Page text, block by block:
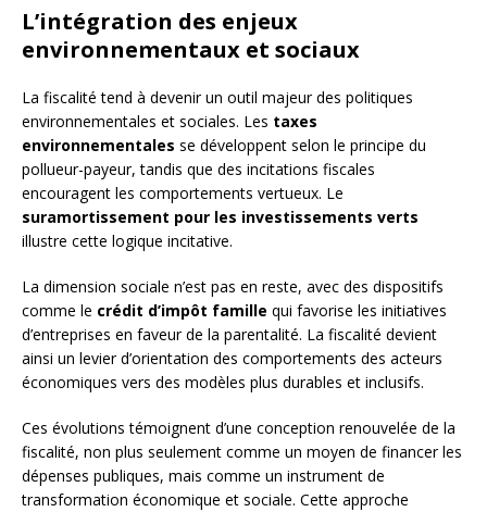
L’intégration des enjeux
environnementaux et sociaux
La fiscalité tend à devenir un outil majeur des politiques
environnementales et sociales. Les taxes
environnementales se développent selon le principe du
pollueur-payeur, tandis que des incitations fiscales
encouragent les comportements vertueux. Le
suramortissement pour les investissements verts
illustre cette logique incitative.
La dimension sociale n’est pas en reste, avec des dispositifs
comme le crédit d’impôt famille qui favorise les initiatives
d’entreprises en faveur de la parentalité. La fiscalité devient
ainsi un levier d’orientation des comportements des acteurs
économiques vers des modèles plus durables et inclusifs.
Ces évolutions témoignent d’une conception renouvelée de la
fiscalité, non plus seulement comme un moyen de financer les
dépenses publiques, mais comme un instrument de
transformation économique et sociale. Cette approche